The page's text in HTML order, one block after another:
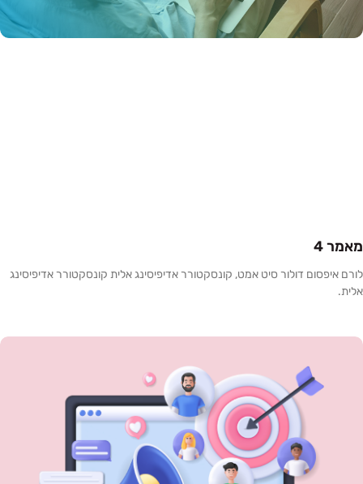
מאמר 4
לורם איפסום דולור סיט אמט, קונסקטורר אדיפיסינג אלית קונסקטורר אדיפיסינג
אלית.